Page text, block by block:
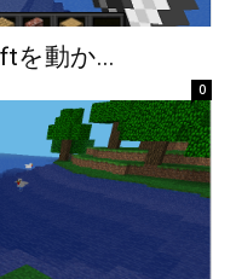
を動か...
0